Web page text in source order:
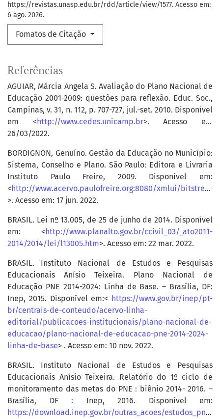
https://revistas.unasp.edu.br/rdd/article/view/1577. Acesso em:
6 ago. 2026.
Fomatos de Citação
Referências
AGUIAR, Márcia Angela S. Avaliação do Plano Nacional de
Educação 2001-2009: questões para reflexão. Educ. Soc.,
Campinas, v. 31, n. 112, p. 707-727, jul.-set. 2010. Disponível
em < http://www.cedes.unicamp.br>. Acesso em
26/03/2022.
BORDIGNON, Genuíno. Gestão da Educação no Município:
Sistema, Conselho e Plano. São Paulo: Editora e Livraria
Instituto Paulo Freire, 2009. Disponível em:
< http://www.acervo.paulofreire.org:8080/xmlui/bitstream/handle/7891/3082/FPF_PTPF_12_079.pdf
>. Acesso em: 17 jun. 2022.
BRASIL. Lei nº 13.005, de 25 de junho de 2014. Disponível
em: < http://www.planalto.gov.br/ccivil_03/_ato2011-
2014/2014/lei/l13005.htm>. Acesso em: 22 mar. 2022.
BRASIL. Instituto Nacional de Estudos e Pesquisas
Educacionais Anísio Teixeira. Plano Nacional de
Educação PNE 2014-2024: Linha de Base. – Brasília, DF:
Inep, 2015. Disponível em:< https://www.gov.br/inep/pt-
br/centrais-de-conteudo/acervo-linha-
editorial/publicacoes-institucionais/plano-nacional-de-
educacao/plano-nacional-de-educacao-pne-2014-2024-
linha-de-base> . Acesso em: 10 nov. 2022.
BRASIL. Instituto Nacional de Estudos e Pesquisas
Educacionais Anísio Teixeira. Relatório do 1º ciclo de
monitoramento das metas do PNE : biênio 2014- 2016. –
Brasília, DF : Inep, 2016. Disponível em:
https://download.inep.gov.br/outras_acoes/estudos_pne/2016/relatorio_pne_2014_a_2016.pdf